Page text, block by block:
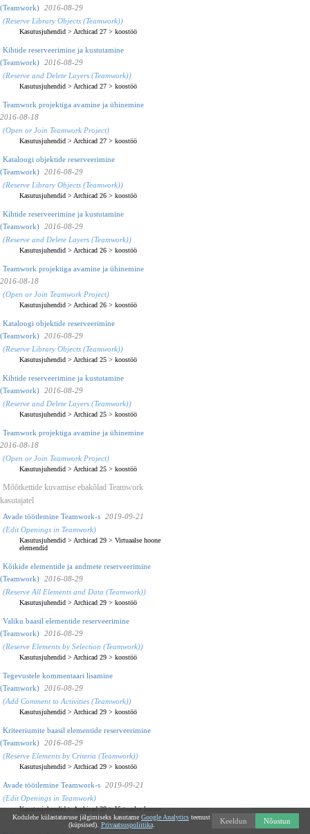
(Teamwork)
2016-08-29
(Reserve Library Objects (Teamwork))
Kasutusjuhendid > Archicad 27 > koostöö
Kihtide reserveerimine ja kustutamine
(Teamwork)
2016-08-29
(Reserve and Delete Layers (Teamwork))
Kasutusjuhendid > Archicad 27 > koostöö
Teamwork projektiga avamine ja ühinemine
2016-08-18
(Open or Join Teamwork Project)
Kasutusjuhendid > Archicad 27 > koostöö
Kataloogi objektide reserveerimine
(Teamwork)
2016-08-29
(Reserve Library Objects (Teamwork))
Kasutusjuhendid > Archicad 26 > koostöö
Kihtide reserveerimine ja kustutamine
(Teamwork)
2016-08-29
(Reserve and Delete Layers (Teamwork))
Kasutusjuhendid > Archicad 26 > koostöö
Teamwork projektiga avamine ja ühinemine
2016-08-18
(Open or Join Teamwork Project)
Kasutusjuhendid > Archicad 26 > koostöö
Kataloogi objektide reserveerimine
(Teamwork)
2016-08-29
(Reserve Library Objects (Teamwork))
Kasutusjuhendid > Archicad 25 > koostöö
Kihtide reserveerimine ja kustutamine
(Teamwork)
2016-08-29
(Reserve and Delete Layers (Teamwork))
Kasutusjuhendid > Archicad 25 > koostöö
Teamwork projektiga avamine ja ühinemine
2016-08-18
(Open or Join Teamwork Project)
Kasutusjuhendid > Archicad 25 > koostöö
Mõõtkettide kuvamise ebakõlad Teamwork
kasutajatel
Avade töötlemine Teamwork-s
2019-09-21
(Edit Openings in Teamwork)
Kasutusjuhendid > Archicad 29 > Virtuaalse hoone
elemendid
Kõikide elementide ja andmete reserveerimine
(Teamwork)
2016-08-29
(Reserve All Elements and Data (Teamwork))
Kasutusjuhendid > Archicad 29 > koostöö
Valiku baasil elementide reserveerimine
(Teamwork)
2016-08-29
(Reserve Elements by Selection (Teamwork))
Kasutusjuhendid > Archicad 29 > koostöö
Tegevustele kommentaari lisamine
(Teamwork)
2016-08-29
(Add Comment to Activities (Teamwork))
Kasutusjuhendid > Archicad 29 > koostöö
Kriteeriumite baasil elementide reserveerimine
(Teamwork)
2016-08-29
(Reserve Elements by Criteria (Teamwork))
Kasutusjuhendid > Archicad 29 > koostöö
Avade töötlemine Teamwork-s
2019-09-21
(Edit Openings in Teamwork)
Kasutusjuhendid>Archicad 28>Virtuaalse hoone
elemendid
Kodulehe külastatavuse jälgimiseks kasutame Google Analytics teenust
(küpsised). Privaatsuspoliitika. Keeldun Nõustun